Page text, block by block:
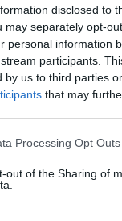
disclosed to
may separately opt-
personal information
participants.
by us to third parties
that may
Processing Opt Outs
out of the Sharing of
5 Αυγούστου 2026 16:46
ΚΡΗΤΗ • ΝΕΟΙ ΟΡΙΖΟΝΤΕΣ
Κρήτη: Πάνω από
μεταναστών από την
– Αγωνία για τις νέες
αυτή την